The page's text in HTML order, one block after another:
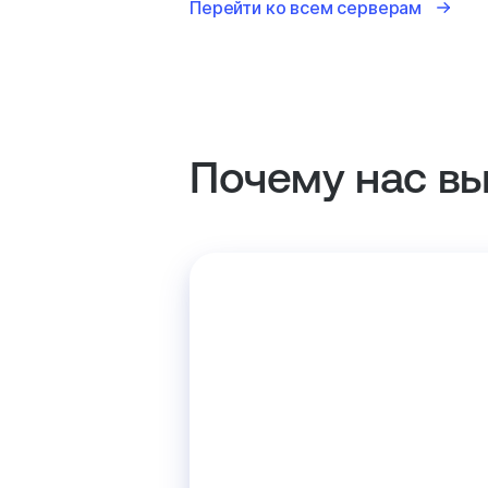
Перейти ко всем серверам
Почему нас